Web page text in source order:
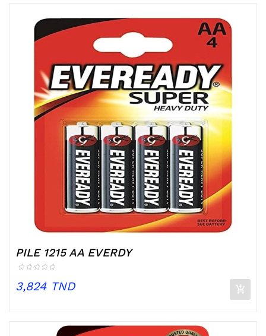
PILE 1215 AA EVERDY
Prix
3,824 TND